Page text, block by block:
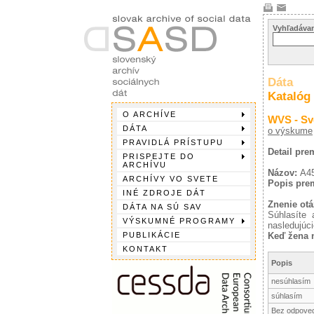
O ARCHÍVE
DÁTA
PRAVIDLÁ PRÍSTUPU
PRISPEJTE DO
ARCHÍVU
ARCHÍVY VO SVETE
INÉ ZDROJE DÁT
DÁTA NA SÚ SAV
VÝSKUMNÉ PROGRAMY
PUBLIKÁCIE
KONTAKT
Dáta
Katalóg
WVS -
o výskume
Detail
Názov:
Popis
Znenie
Súhlasíte
Keď žena
Popis
nesúhlasím
súhlasím
Bez